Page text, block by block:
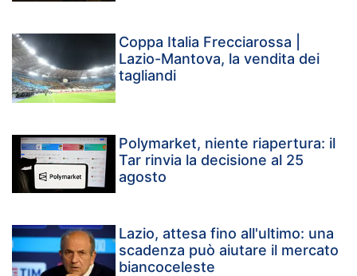
Coppa Italia Frecciarossa |
Lazio-Mantova, la vendita dei
tagliandi
Polymarket, niente riapertura: il
Tar rinvia la decisione al 25
agosto
Lazio, attesa fino all'ultimo: una
scadenza può aiutare il mercato
biancoceleste